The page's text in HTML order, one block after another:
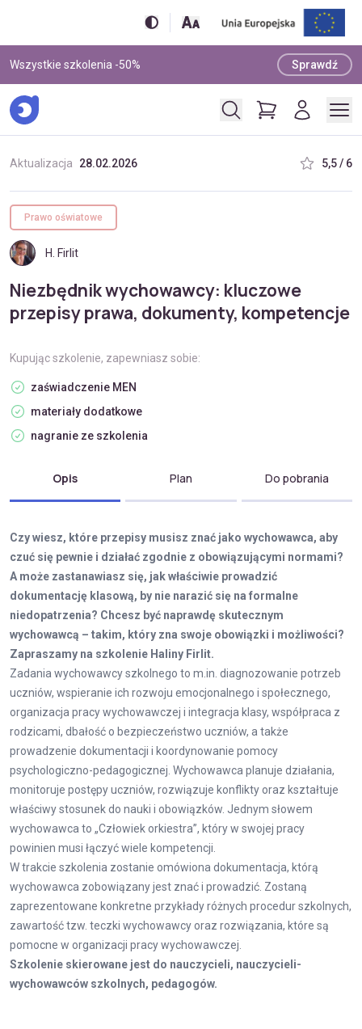
Wszystkie szkolenia -50% Sprawdź
Aktualizacja 28.02.2026 5,5 / 6
H. Firlit
Prawo oświatowe
Niezbędnik wychowawcy: kluczowe
przepisy prawa, dokumenty, kompetencje
Kupując szkolenie, zapewniasz sobie:
zaświadczenie MEN
materiały dodatkowe
nagranie ze szkolenia
Opis Plan Do pobrania
Czy wiesz, które przepisy musisz znać jako wychowawca, aby
czuć się pewnie i działać zgodnie z obowiązującymi normami?
A może zastanawiasz się, jak właściwie prowadzić
dokumentację klasową, by nie narazić się na formalne
niedopatrzenia? Chcesz być naprawdę skutecznym
wychowawcą – takim, który zna swoje obowiązki i możliwości?
Zapraszamy na szkolenie Haliny Firlit.
Zadania wychowawcy szkolnego to m.in. diagnozowanie potrzeb
uczniów, wspieranie ich rozwoju emocjonalnego i społecznego,
organizacja pracy wychowawczej i integracja klasy, współpraca z
rodzicami, dbałość o bezpieczeństwo uczniów, a także
prowadzenie dokumentacji i koordynowanie pomocy
psychologiczno-pedagogicznej. Wychowawca planuje działania,
monitoruje postępy uczniów, rozwiązuje konflikty oraz kształtuje
właściwy stosunek do nauki i obowiązków. Jednym słowem
wychowawca to „Człowiek orkiestra”, który w swojej pracy
powinien musi łączyć wiele kompetencji.
W trakcie szkolenia zostanie omówiona dokumentacja, którą
wychowawca zobowiązany jest znać i prowadzić. Zostaną
zaprezentowane konkretne przykłady różnych procedur szkolnych,
zawartość tzw. teczki wychowawcy oraz rozwiązania, które są
pomocne w organizacji pracy wychowawczej.
Szkolenie skierowane jest do nauczycieli, nauczycieli-
wychowawców szkolnych, pedagogów.